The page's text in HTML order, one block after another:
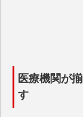
医療機関が
す